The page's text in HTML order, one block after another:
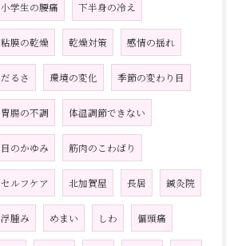
小学生の腰痛 下半身の冷え
粘膜の乾燥 乾燥対策 感情の揺れ
だるさ 環境の変化 季節の変わり目
胃腸の不調 体温調節できない
目のかゆみ 筋肉のこわばり
セルフケア 北加賀屋 長居 鍼灸院
浮腫み めまい しわ 偏頭痛